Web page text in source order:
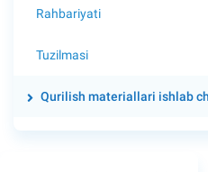
Rahbariyati
Tuzilmasi
Qurilish materiallari ishlab